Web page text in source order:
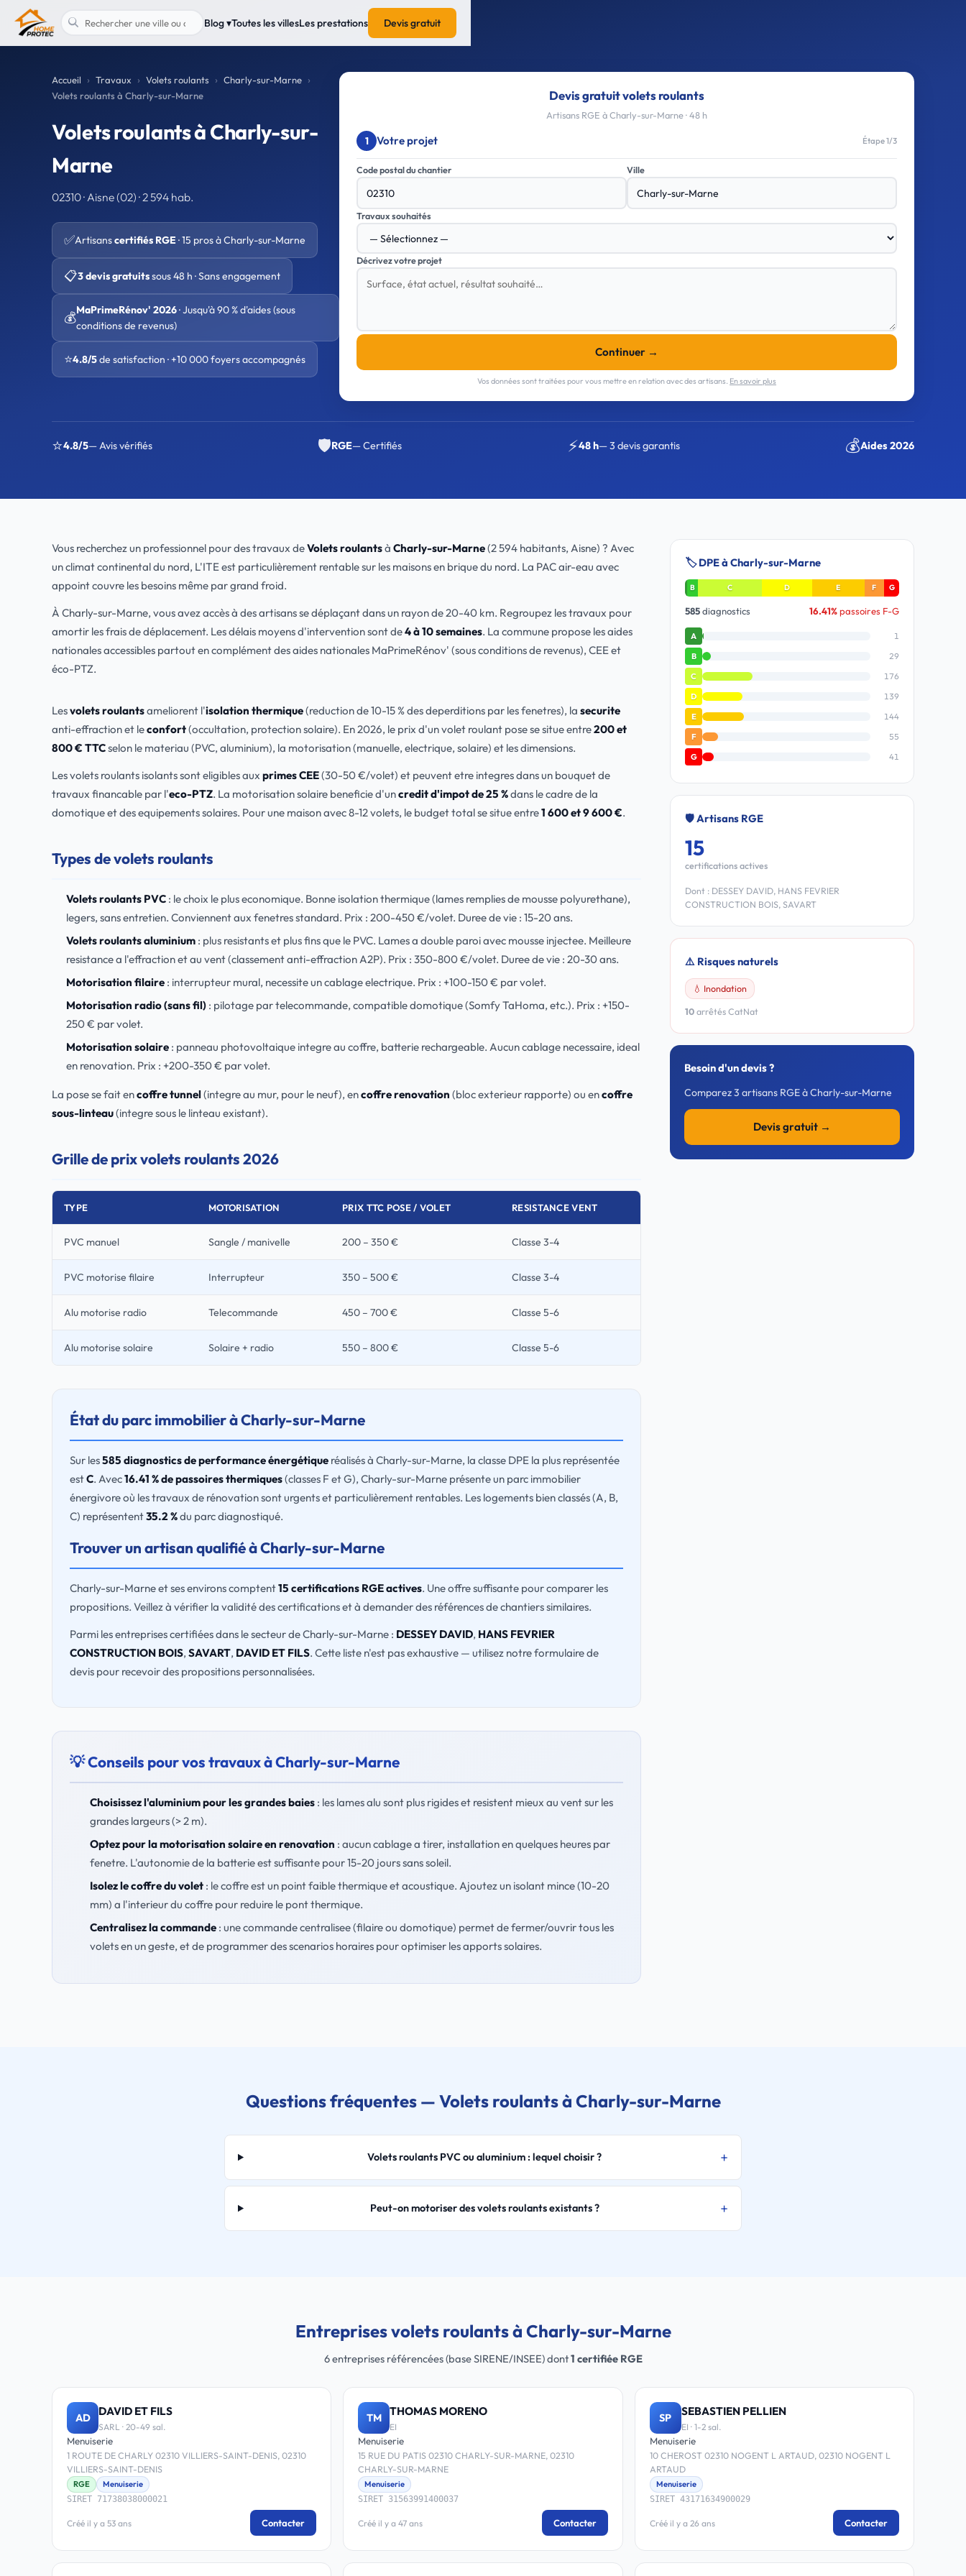
Blog ▾Toutes les villesLes prestations Devis gratuit
Accueil Travaux Volets roulants
Charly-sur-Marne
Volets roulants à Charly-sur-Marne
Volets roulants à Charly-sur-
Marne
02310 · Aisne (02) · 2 594 hab.
✅Artisanscertifiés RGE · 15 pros à Charly-sur-Marne
📋3 devis gratuitssous 48 h · Sans engagement
💰MaPrimeRénov' 2026· Jusqu'à 90 % d'aides (sous
conditions de revenus)
⭐4.8/5de satisfaction · +10 000 foyers accompagnés
Devis gratuit volets roulants
Artisans RGE à Charly-sur-Marne · 48 h
1 Votre projet Étape 1/3
Code postal du chantier Ville
Travaux souhaités
Décrivez votre projet
Continuer →
Vos données sont traitées pour vous mettre en relation avec des artisans. En savoir plus
⭐4.8/5— Avis vérifiés 🛡️RGE— Certifiés ⚡48 h— 3 devis garantis 💰Aides 2026
Vous recherchez un professionnel pour des travaux deVolets roulantsà Charly-sur-Marne(2 594 habitants, Aisne) ? Avec
un climat continental du nord, L'ITE est particulièrement rentable sur les maisons en brique du nord. La PAC air-eau avec
appoint couvre les besoins même par grand froid.
À Charly-sur-Marne, vous avez accès à des artisans se déplaçant dans un rayon de 20-40 km. Regroupez les travaux pour
amortir les frais de déplacement. Les délais moyens d'intervention sont de4 à 10 semaines. La commune propose les aides
nationales accessibles partout en complément des aides nationales MaPrimeRénov' (sous conditions de revenus), CEE et
éco-PTZ.
Lesvolets roulantsameliorent l'isolation thermique(reduction de 10-15 % des deperditions par les fenetres), la securite
anti-effraction et leconfort(occultation, protection solaire). En 2026, le prix d'un volet roulant pose se situe entre200 et
800 € TTCselon le materiau (PVC, aluminium), la motorisation (manuelle, electrique, solaire) et les dimensions.
Les volets roulants isolants sont eligibles aux primes CEE(30-50 €/volet) et peuvent etre integres dans un bouquet de
travaux financable par l'eco-PTZ. La motorisation solaire beneficie d'uncredit d'impot de 25 %dans le cadre de la
domotique et des equipements solaires. Pour une maison avec 8-12 volets, le budget total se situe entre1 600 et 9 600 €.
Types de volets roulants
Volets roulants PVC: le choix le plus economique. Bonne isolation thermique (lames remplies de mousse polyurethane),
legers, sans entretien. Conviennent aux fenetres standard. Prix : 200-450 €/volet. Duree de vie : 15-20 ans.
Volets roulants aluminium: plus resistants et plus fins que le PVC. Lames a double paroi avec mousse injectee. Meilleure
resistance a l'effraction et au vent (classement anti-effraction A2P). Prix : 350-800 €/volet. Duree de vie : 20-30 ans.
Motorisation filaire: interrupteur mural, necessite un cablage electrique. Prix : +100-150 € par volet.
Motorisation radio (sans fil): pilotage par telecommande, compatible domotique (Somfy TaHoma, etc.). Prix : +150-
250 € par volet.
Motorisation solaire: panneau photovoltaique integre au coffre, batterie rechargeable. Aucun cablage necessaire, ideal
en renovation. Prix : +200-350 € par volet.
La pose se fait encoffre tunnel(integre au mur, pour le neuf), encoffre renovation (bloc exterieur rapporte) ou encoffre
sous-linteau(integre sous le linteau existant).
Grille de prix volets roulants 2026
TYPE MOTORISATION PRIX TTC POSE / VOLET RESISTANCE VENT
PVC manuel Sangle / manivelle 200 – 350 € Classe 3-4
PVC motorise filaire Interrupteur 350 – 500 € Classe 3-4
Alu motorise radio Telecommande 450 – 700 € Classe 5-6
Alu motorise solaire Solaire + radio 550 – 800 € Classe 5-6
État du parc immobilier à Charly-sur-Marne
Sur les585 diagnostics de performance énergétique réalisés à Charly-sur-Marne, la classe DPE la plus représentée
estC. Avec16.41 % de passoires thermiques(classes F et G), Charly-sur-Marne présente un parc immobilier
énergivore où les travaux de rénovation sont urgents et particulièrement rentables. Les logements bien classés (A, B,
C) représentent35.2 %du parc diagnostiqué.
Trouver un artisan qualifié à Charly-sur-Marne
Charly-sur-Marne et ses environs comptent15 certifications RGE actives. Une offre suffisante pour comparer les
propositions. Veillez à vérifier la validité des certifications et à demander des références de chantiers similaires.
Parmi les entreprises certifiées dans le secteur de Charly-sur-Marne : DESSEY DAVID, HANS FEVRIER
CONSTRUCTION BOIS, SAVART, DAVID ET FILS. Cette liste n'est pas exhaustive — utilisez notre formulaire de
devis pour recevoir des propositions personnalisées.
💡 Conseils pour vos travaux à Charly-sur-Marne
Choisissez l'aluminium pour les grandes baies: les lames alu sont plus rigides et resistent mieux au vent sur les
grandes largeurs (> 2 m).
Optez pour la motorisation solaire en renovation : aucun cablage a tirer, installation en quelques heures par
fenetre. L'autonomie de la batterie est suffisante pour 15-20 jours sans soleil.
Isolez le coffre du volet: le coffre est un point faible thermique et acoustique. Ajoutez un isolant mince (10-20
mm) a l'interieur du coffre pour reduire le pont thermique.
Centralisez la commande: une commande centralisee (filaire ou domotique) permet de fermer/ouvrir tous les
volets en un geste, et de programmer des scenarios horaires pour optimiser les apports solaires.
🏷️ DPE à Charly-sur-Marne
B C D E F G
585diagnostics 16.41%passoires F-G
A 1
B 29
C 176
D 139
E 144
F 55
G 41
🛡️ Artisans RGE
15
certifications actives
Dont : DESSEY DAVID, HANS FEVRIER
CONSTRUCTION BOIS, SAVART
⚠️ Risques naturels
💧 Inondation
10 arrêtés CatNat
Besoin d'un devis ?
Comparez 3 artisans RGE à Charly-sur-Marne
Devis gratuit →
Questions fréquentes — Volets roulants à Charly-sur-Marne
Volets roulants PVC ou aluminium : lequel choisir ?
Peut-on motoriser des volets roulants existants ?
Entreprises volets roulants à Charly-sur-Marne
6 entreprises référencées (base SIRENE/INSEE) dont1 certifiée RGE
AD DAVID ET FILS
SARL · 20-49 sal.
Menuiserie
1 ROUTE DE CHARLY 02310 VILLIERS-SAINT-DENIS, 02310
VILLIERS-SAINT-DENIS
RGE
Menuiserie
SIRET 71738038000021
Créé il y a 53 ans Contacter
TM THOMAS MORENO
EI
Menuiserie
15 RUE DU PATIS 02310 CHARLY-SUR-MARNE, 02310
CHARLY-SUR-MARNE
Menuiserie
SIRET 31563991400037
Créé il y a 47 ans Contacter
SP SEBASTIEN PELLIEN
EI · 1-2 sal.
Menuiserie
10 CHEROST 02310 NOGENT L ARTAUD, 02310 NOGENT L
ARTAUD
Menuiserie
SIRET 43171634900029
Créé il y a 26 ans Contacter